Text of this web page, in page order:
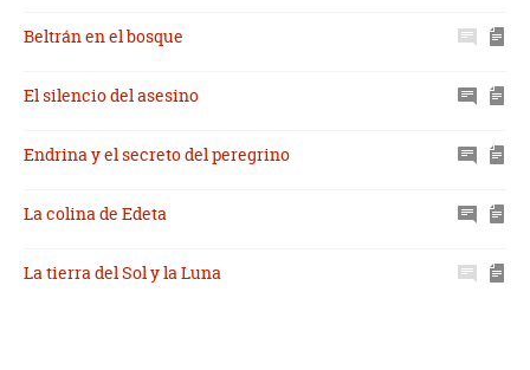
Beltrán en el bosque
El silencio del asesino
Endrina y el secreto del peregrino
La colina de Edeta
La tierra del Sol y la Luna